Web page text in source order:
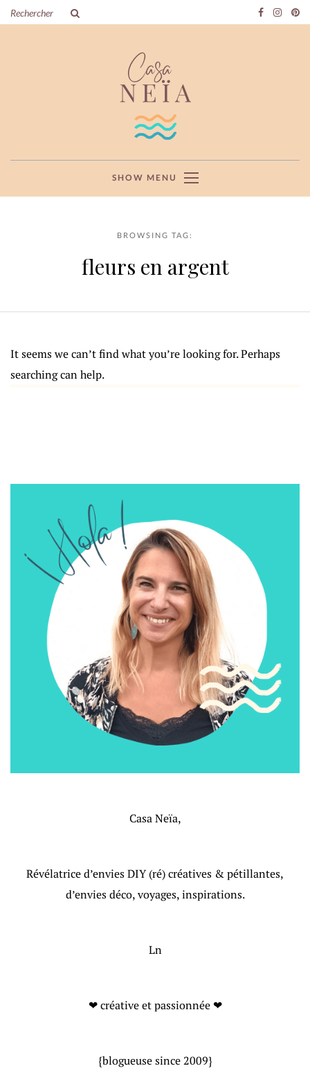
SHOW MENU
BROWSING TAG:
fleurs en argent
It seems we can’t find what you’re looking for. Perhaps
searching can help.
Casa Neïa,
Révélatrice d’envies DIY (ré) créatives & pétillantes,
d’envies déco, voyages, inspirations.
Ln
❤ créative et passionnée ❤
{blogueuse since 2009}